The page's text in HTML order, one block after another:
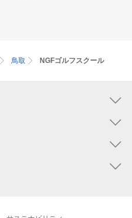
鳥取 NGFゴルフスクール